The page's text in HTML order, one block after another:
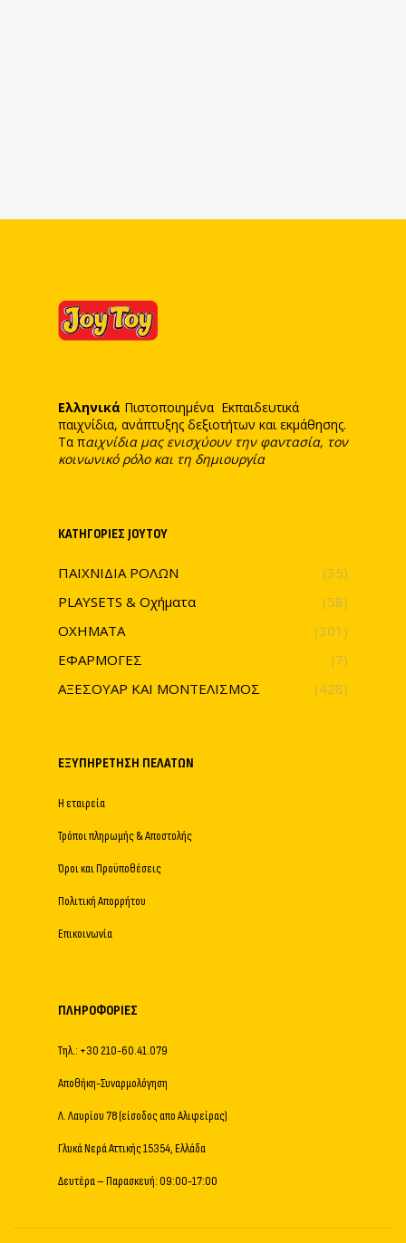
Ελληνικά Πιστοποιημένα Εκπαιδευτικά
παιχνίδια, ανάπτυξης δεξιοτήτων και εκμάθησης.
Τα παιχνίδια μας ενισχύουν την φαντασία, τον
κοινωνικό ρόλο και τη δημιουργία
ΚΑΤΗΓΟΡΊΕΣ JOYTOY
ΠΑΙΧΝΙΔΙΑ ΡΟΛΩΝ
(35)
PLAYSETS & Οχήματα
(58)
ΟΧΗΜΑΤΑ
(301)
ΕΦΑΡΜΟΓΕΣ
(7)
ΑΞΕΣΟΥΑΡ ΚΑΙ ΜΟΝΤΕΛΙΣΜΟΣ
(428)
ΕΞΥΠΗΡΈΤΗΣΗ ΠΕΛΑΤΏΝ
Η εταιρεία
Τρόποι πληρωμής & Αποστολής
Όροι και Προϋποθέσεις
Πολιτική Απορρήτου
Επικοινωνία
ΠΛΗΡΟΦΟΡΊΕΣ
Τηλ.: +30 210-60.41.079
Αποθήκη-Συναρμολόγηση
Λ. Λαυρίου 78 (είσοδος απο Αλιφείρας)
Γλυκά Νερά Αττικής 15354, Ελλάδα
Δευτέρα – Παρασκευή: 09:00-17:00